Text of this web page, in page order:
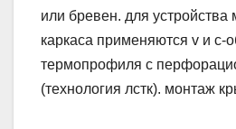
или бревен. для устройства
каркаса применяются v и с-
термопрофиля с
(технология лстк). монтаж